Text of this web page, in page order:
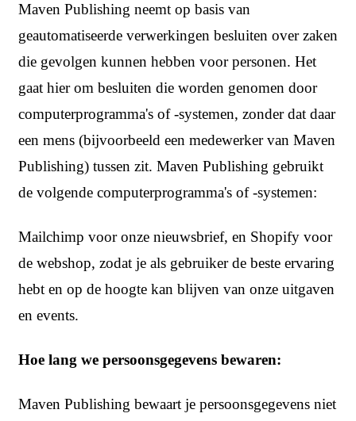
Maven Publishing neemt op basis van
geautomatiseerde verwerkingen besluiten over zaken
die gevolgen kunnen hebben voor personen. Het
gaat hier om besluiten die worden genomen door
computerprogramma's of -systemen, zonder dat daar
een mens (bijvoorbeeld een medewerker van Maven
Publishing) tussen zit. Maven Publishing gebruikt
de volgende computerprogramma's of -systemen:
Mailchimp voor onze nieuwsbrief, en Shopify voor
de webshop, zodat je als gebruiker de beste ervaring
hebt en op de hoogte kan blijven van onze uitgaven
en events.
Hoe lang we persoonsgegevens bewaren:
Maven Publishing bewaart je persoonsgegevens niet